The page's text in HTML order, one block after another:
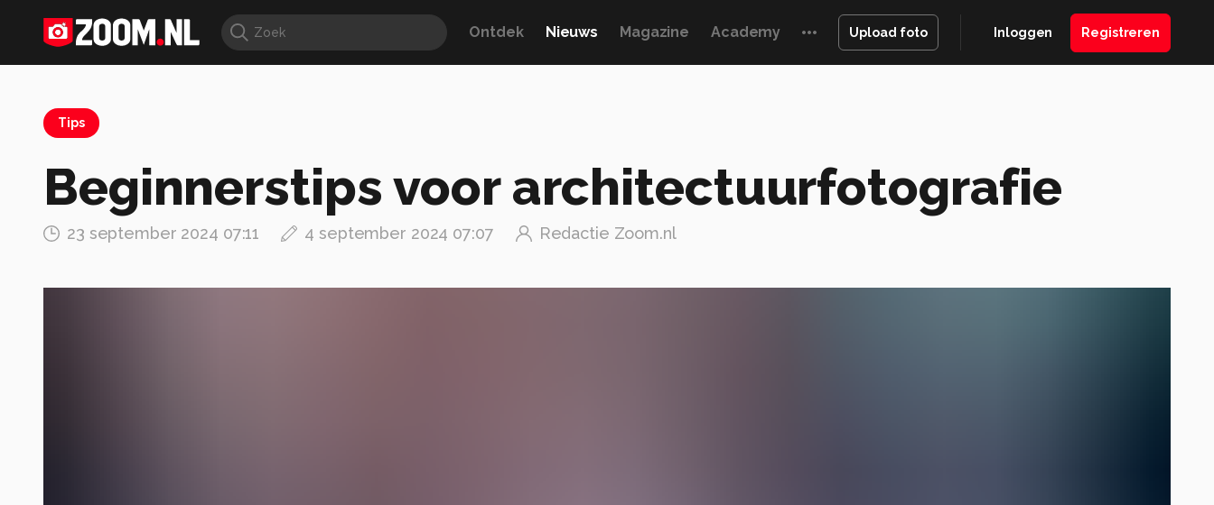
Ontdek Nieuws Magazine Academy Upload foto Inloggen Registreren
Tips
Beginnerstips voor architectuurfotografie
23 september 2024 07:11 4 september 2024 07:07 Redactie Zoom.nl